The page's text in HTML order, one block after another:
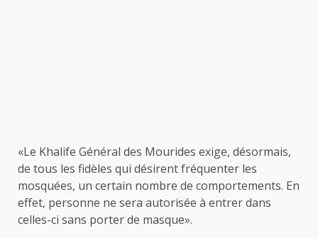
«Le Khalife Général des Mourides exige, désormais,
de tous les fidèles qui désirent fréquenter les
mosquées, un certain nombre de comportements. En
effet, personne ne sera autorisée à entrer dans
celles-ci sans porter de masque».